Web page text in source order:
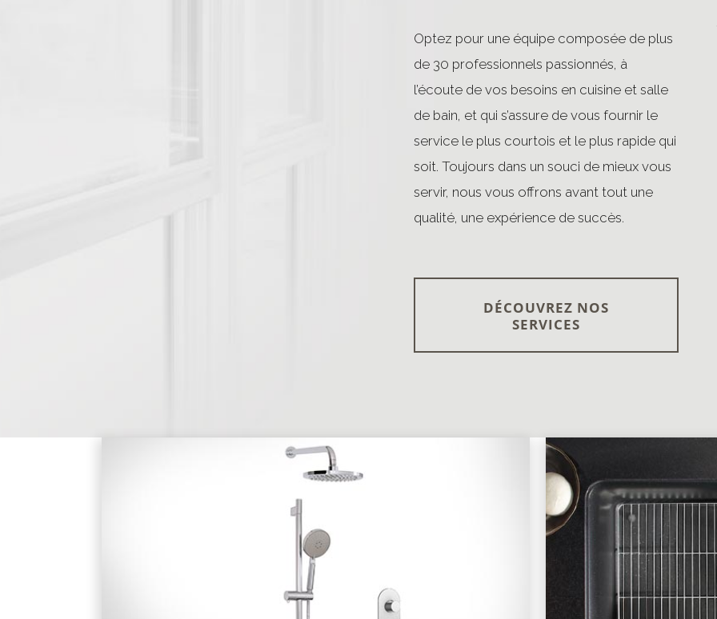
Optez pour une équipe composée de plus
de 30 professionnels passionnés, à
l’écoute de vos besoins en cuisine et salle
de bain, et qui s’assure de vous fournir le
service le plus courtois et le plus rapide qui
soit. Toujours dans un souci de mieux vous
servir, nous vous offrons avant tout une
qualité, une expérience de succès.
DÉCOUVREZ NOS
SERVICES